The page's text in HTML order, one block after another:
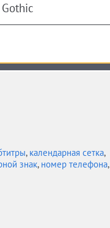
, календарная сетка,
знак, номер телефона,